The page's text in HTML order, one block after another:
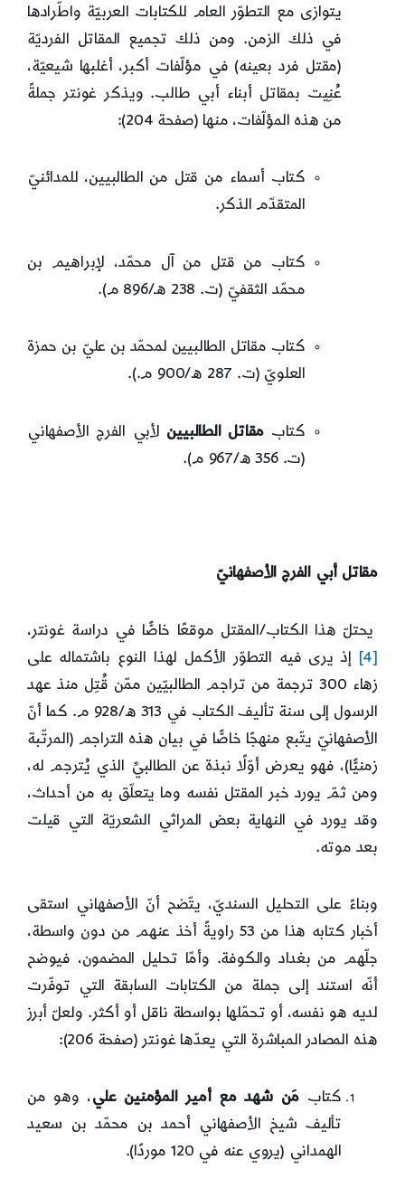
يتوازى مع التطوّر العام للكتابات العربيّة واطّرادها
في ذلك الزمن. ومن ذلك تجميع المقاتل الفرديّة
(مقتل فرد بعينه) في مؤلّفات أكبر، أغلبها شيعيّة،
عُنِيت بمقاتل أبناء أبي طالب. ويذكر غونتر جملةً
من هذه المؤلّفات، منها (صفحة 204):
كتاب أسماء من قتل من الطالبيين، للمدائنيّ
المتقدّم الذكر.
كتاب من قتل من آل محمّد، لإبراهيم بن
محمّد الثقفيّ (ت. 238 هـ/896 م).
كتاب مقاتل الطالبيين لمحمّد بن عليّ بن حمزة
العلويّ (ت. 287 ه/900 م.).
كتاب مقاتل الطالبيين لأبي الفرج الأصفهاني
(ت. 356 ه/967 م).
مقاتل أبي الفرج الأصفهانيّ
يحتلّ هذا الكتاب/المقتل موقعًا خاصًّا في دراسة غونتر،
[4]
إذ يرى فيه التطوّر الأكمل لهذا النوع باشتماله على
زهاء 300 ترجمة من تراجم الطالبيّين ممّن قُتِل منذ عهد
الرسول إلى سنة تأليف الكتاب في 313 ه/928 م. كما أنّ
الأصفهانيّ يتّبع منهجًا خاصًّا في بيان هذه التراجم (المرتّبة
زمنيًّا)، فهو يعرض أوّلًا نبذة عن الطالبيِّ الذي يُترجم له،
ومن ثمّ يورد خبر المقتل نفسه وما يتعلّق به من أحداث،
وقد يورد في النهاية بعض المراثي الشعريّة التي قيلت
بعد موته.
وبناءً على التحليل السنديّ، يتّضح أنّ الأصفهاني استقى
أخبار كتابه هذا من 53 راويةً أخذ عنهم من دون واسطة،
جلّهم من بغداد والكوفة. وأمّا تحليل المضمون، فيوضح
أنّه استند إلى جملة من الكتابات السابقة التي توفّرت
لديه هو نفسه، أو تحمّلها بواسطة ناقل أو أكثر. ولعلّ أبرز
هذه المصادر المباشرة التي يعدّها غونتر (صفحة 206):
كتاب مَن شهد مع أمير المؤمنين علي، وهو من
تأليف شيخ الأصفهاني أحمد بن محمّد بن سعيد
الهمداني (يروي عنه في 120 موردًا).